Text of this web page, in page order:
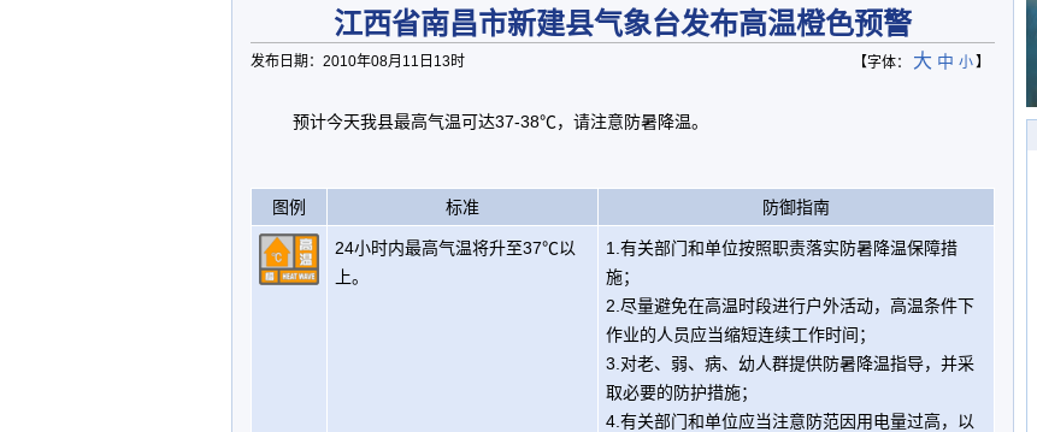
江西省南昌市新建县气象台发布高温橙色预警
发布日期：2010年08月11日13时 【字体： 大 中 小】
预计今天我县最高气温可达37-38℃，请注意防暑降温。
图例 标准 防御指南
24小时内最高气温将升至37℃以
上。
1.有关部门和单位按照职责落实防暑降温保障措
施；
2.尽量避免在高温时段进行户外活动，高温条件下
作业的人员应当缩短连续工作时间；
3.对老、弱、病、幼人群提供防暑降温指导，并采
取必要的防护措施；
4.有关部门和单位应当注意防范因用电量过高，以